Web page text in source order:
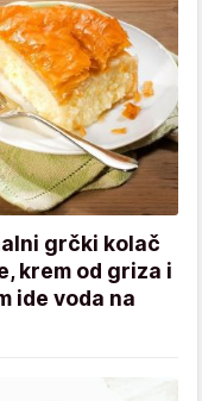
grčki kolač
krem od griza i
ide voda na